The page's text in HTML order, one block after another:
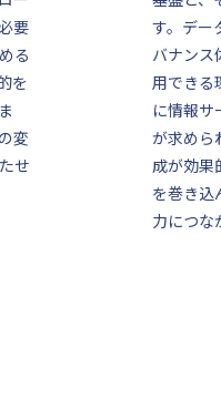
要
る
を
変
せ
す。デー
バナンス
用できる
に情報
が求めら
成が効果
を巻き込
力につな